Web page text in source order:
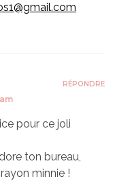
pour ce joli
ton bureau,
minnie !
RÉPONDRE